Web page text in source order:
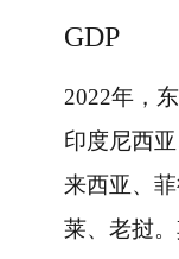
GDP
2022年，
印度尼西
来西亚、
莱、老挝